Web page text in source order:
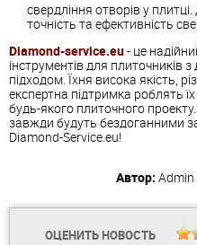
свердління отворів у
точність та ефективність
Diamond-service.eu- це
інструментів для плиточників
підходом. Їхня висока якість,
експертна підтримка роблять
будь-якого плиточного
завжди будуть бездоганними
Diamond-Service.eu!
Автор: Admin
ОЦЕНИТЬ НОВОСТЬ